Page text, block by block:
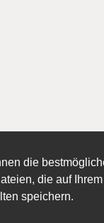
die
die auf
speichern.